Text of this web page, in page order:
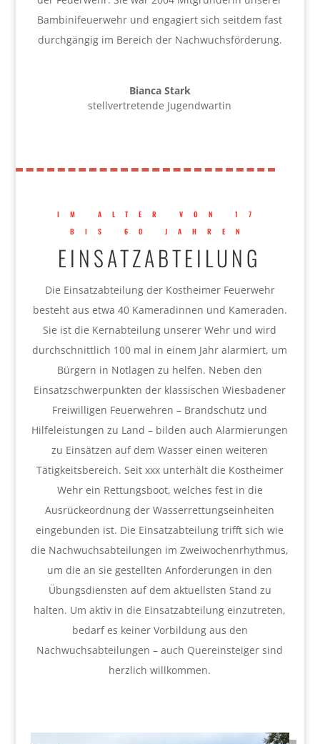
Bambinifeuerwehr und engagiert sich seitdem fast
durchgängig im Bereich der Nachwuchsförderung.
Bianca Stark
stellvertretende Jugendwartin
IM ALTER VON 17
BIS 60 JAHREN
EINSATZABTEILUNG
Die Einsatzabteilung der Kostheimer Feuerwehr
besteht aus etwa 40 Kameradinnen und Kameraden.
Sie ist die Kernabteilung unserer Wehr und wird
durchschnittlich 100 mal in einem Jahr alarmiert, um
Bürgern in Notlagen zu helfen. Neben den
Einsatzschwerpunkten der klassischen Wiesbadener
Freiwilligen Feuerwehren – Brandschutz und
Hilfeleistungen zu Land – bilden auch Alarmierungen
zu Einsätzen auf dem Wasser einen weiteren
Tätigkeitsbereich. Seit xxx unterhält die Kostheimer
Wehr ein Rettungsboot, welches fest in die
Ausrückeordnung der Wasserrettungseinheiten
eingebunden ist. Die Einsatzabteilung trifft sich wie
die Nachwuchsabteilungen im Zweiwochenrhythmus,
um die an sie gestellten Anforderungen in den
Übungsdiensten auf dem aktuellsten Stand zu
halten. Um aktiv in die Einsatzabteilung einzutreten,
bedarf es keiner Vorbildung aus den
Nachwuchsabteilungen – auch Quereinsteiger sind
herzlich willkommen.